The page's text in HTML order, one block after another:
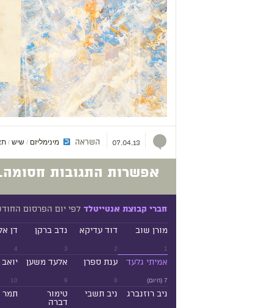
07.04.13 השראה מינימליזם / שיש/
אפשרות התגובות חסומה.
חברי קבוצת אנטייטלד לפי יום הפרסום
1
מורן שוב
2
דוד עדיקא
3
נדב ברקן
4
דן
7 (היום)
אמיתי גלעד
8
ענת ספרן
9
אלעד משען
10
יואב
ניב רוזנברג ניב תשבי
טימור
דברה
תמר